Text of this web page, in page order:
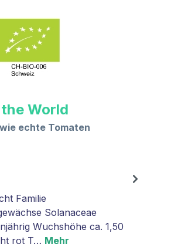
World
echte Tomaten
Familie
Solanaceae
Wuchshöhe ca. 1,50
rot T… Mehr